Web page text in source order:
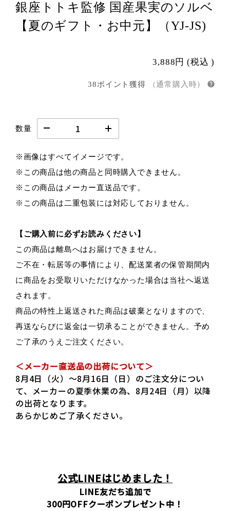
銀座トトキ監修 国産果実のソルベ
【夏のギフト・お中元】（YJ-JS)
3,888円 (税込)
38ポイント獲得 （通常購入時）
数量
※画像はすべてイメージです。
※この商品は他の商品と同時購入できません。
※この商品はメーカー直送品です。
※この商品は二重包装には対応しておりません。
【ご購入前に必ずお読みください】
この商品は離島へはお届けできません。
ご不在・転居等の事情により、配送業者の保管期間内
に商品をお受取りいただけなかった場合は当社へ返送
されます。
商品の特性上返送された商品は破棄となりますので、
再送ならびに返金は一切承ることができません。予め
ご了承のうえご注文ください。
＜メーカー直送品の出荷について＞
8月4日（火）～8月16日（日）のご注文分につい
て、メーカーの夏季休業の為、8月24日（月）以降
の出荷となります。
あらかじめご了承ください。
公式LINEはじめました！
LINE友だち追加で
300円OFFクーポンプレゼント中！